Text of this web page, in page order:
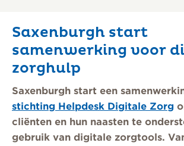
Saxenburgh start
samenwerking voor
zorghulp
Saxenburgh start een
stichting Helpdesk Digitale Zorg
cliënten en hun naasten te
gebruik van digitale zorgtools.